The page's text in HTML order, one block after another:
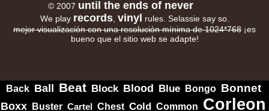
© 2007 until the ends of never
We play records, vinyl
rules. Selassie say so.
mejor visualización con una resolución mínima de 1024*768 ¡es
bueno que el sitio web se adapte!
Back Ball Beat Block Blood Blue Bongo Bonnet
Boxx Buster Cartel Chest Cold Common Corleon